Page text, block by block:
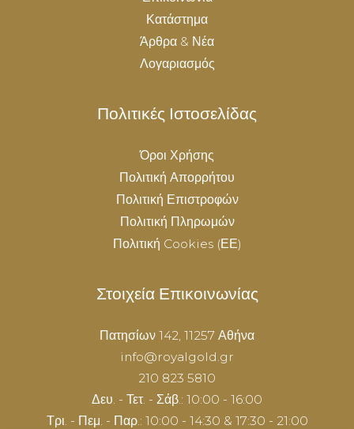
Κατάστημα
Άρθρα & Νέα
Λογαριασμός
Πολιτικές Ιστοσελίδας
Όροι Χρήσης
Πολιτική Απορρήτου
Πολιτική Επιστροφών
Πολιτική Πληρωμών
Πολιτική Cookies (ΕΕ)
Στοιχεία Επικοινωνίας
Πατησίων 142, 11257 Αθήνα
info@royalgold.gr
210 823 5810
Δευ. - Τετ. - Σάβ.: 10:00 - 16:00
Τρι. - Πεμ. - Παρ.: 10:00 - 14:30 & 17:30 - 21:00